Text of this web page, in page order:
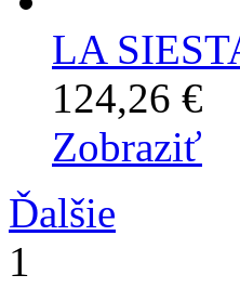
LA
124,26 €
Zobraziť
Ďalšie
1